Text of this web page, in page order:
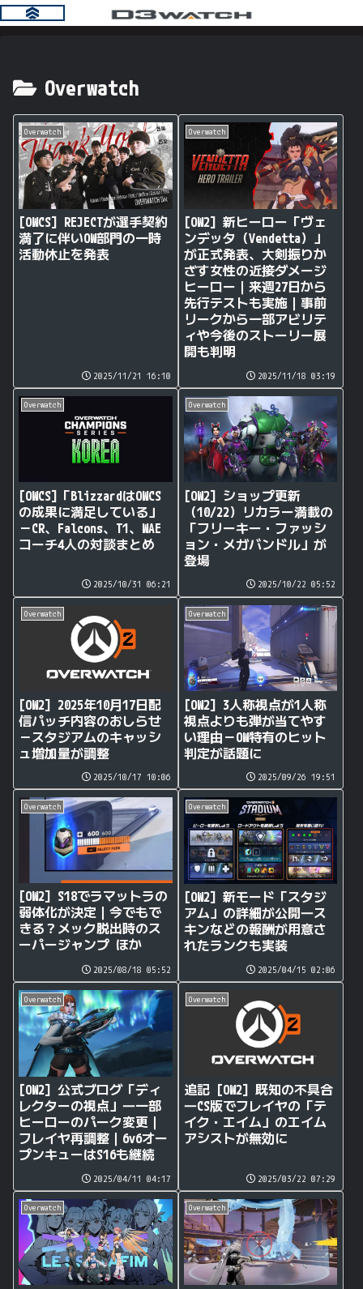
Overwatch
Overwatch
[OWCS] REJECTが選手契約
満了に伴いOW部門の一時
活動休止を発表
2025/11/21 16:10
Overwatch
[OW2] 新ヒーロー「ヴェ
ンデッタ（Vendetta）」
が正式発表、大剣振りか
ざす女性の近接ダメージ
ヒーロー｜来週27日から
先行テストも実施｜事前
リークから一部アビリテ
ィや今後のストーリー展
開も判明
2025/11/18 03:19
Overwatch
[OWCS]「BlizzardはOWCS
の成果に満足している」
－CR、Falcons、T1、WAE
コーチ4人の対談まとめ
2025/10/31 06:21
Overwatch
[OW2] ショップ更新
（10/22）リカラー満載の
「フリーキー・ファッシ
ョン・メガバンドル」が
登場
2025/10/22 05:52
Overwatch
[OW2] 2025年10月17日配
信パッチ内容のおしらせ
－スタジアムのキャッシ
ュ増加量が調整
2025/10/17 10:06
Overwatch
[OW2] 3人称視点が1人称
視点よりも弾が当てやす
い理由－OW特有のヒット
判定が話題に
2025/09/26 19:51
Overwatch
[OW2] S18でラマットラの
弱体化が決定｜今でもで
きる？メック脱出時のス
ーパージャンプ ほか
2025/08/18 05:52
Overwatch
[OW2] 新モード「スタジ
アム」の詳細が公開―ス
キンなどの報酬が用意さ
れたランクも実装
2025/04/15 02:06
Overwatch
[OW2] 公式ブログ「ディ
レクターの視点」―一部
ヒーローのパーク変更｜
フレイヤ再調整｜6v6オー
プンキューはS16も継続
2025/04/11 04:17
Overwatch
追記 [OW2] 既知の不具合
―CS版でフレイヤの「テ
イク・エイム」のエイム
アシストが無効に
2025/03/22 07:29
Overwatch Overwatch